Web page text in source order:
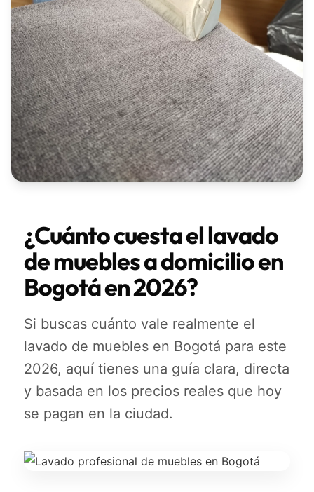
¿Cuánto cuesta el lavado
de muebles a domicilio en
Bogotá en 2026?
Si buscas cuánto vale realmente el
lavado de muebles en Bogotá para este
2026, aquí tienes una guía clara, directa
y basada en los precios reales que hoy
se pagan en la ciudad.